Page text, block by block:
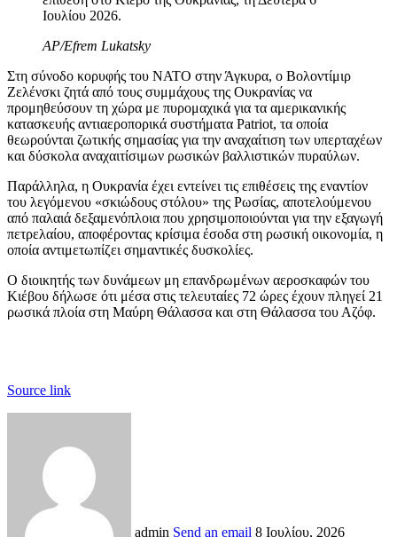
Ιουλίου 2026.
AP/Efrem Lukatsky
Στη σύνοδο κορυφής του ΝΑΤΟ στην Άγκυρα, ο Βολοντίμιρ
Ζελένσκι ζητά από τους συμμάχους της Ουκρανίας να
προμηθεύσουν τη χώρα με πυρομαχικά για τα αμερικανικής
κατασκευής αντιαεροπορικά συστήματα Patriot, τα οποία
θεωρούνται ζωτικής σημασίας για την αναχαίτιση των υπερταχέων
και δύσκολα αναχαιτίσιμων ρωσικών βαλλιστικών πυραύλων.
Παράλληλα, η Ουκρανία έχει εντείνει τις επιθέσεις της εναντίον
του λεγόμενου «σκιώδους στόλου» της Ρωσίας, αποτελούμενου
από παλαιά δεξαμενόπλοια που χρησιμοποιούνται για την εξαγωγή
πετρελαίου, αποφέροντας κρίσιμα έσοδα στη ρωσική οικονομία, η
οποία αντιμετωπίζει σημαντικές δυσκολίες.
Ο διοικητής των δυνάμεων μη επανδρωμένων αεροσκαφών του
Κιέβου δήλωσε ότι μέσα στις τελευταίες 72 ώρες έχουν πληγεί 21
ρωσικά πλοία στη Μαύρη Θάλασσα και στη Θάλασσα του Αζόφ.
Source link
admin Send an email 8 Ιουλίου, 2026